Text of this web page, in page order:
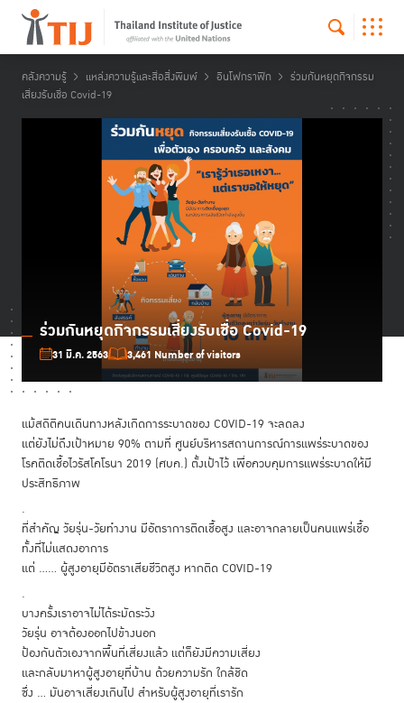
คลังความรู้ แหล่งความรู้และสื่อสิ่งพิมพ์ อินโฟกราฟิก
ร่วมกันหยุดกิจกรรม
เสี่ยงรับเชื่อ Covid-19
ร่วมกันหยุดกิจกรรมเสี่ยงรับเชื่อ Covid-19
31 มี.ค. 2563 3,461 Number of visitors
แม้สถิติคนเดินทางหลังเกิดการระบาดของ COVID-19 จะลดลง
แต่ยังไม่ถึงเป้าหมาย 90% ตามที่ ศูนย์บริหารสถานการณ์การแพร่ระบาดของ
โรคติดเชื้อไวรัสโคโรนา 2019 (ศบค.) ตั้งเป้าไว้ เพื่อควบคุมการแพร่ระบาดให้มี
ประสิทธิภาพ
.
ที่สำคัญ วัยรุ่น-วัยทำงาน มีอัตราการติดเชื้อสูง และอาจกลายเป็นคนแพร่เชื้อ
ทั้งที่ไม่แสดงอาการ
แต่ ...... ผู้สูงอายุมีอัตราเสียชีวิตสูง หากติด COVID-19
.
บางครั้งเราอาจไม่ได้ระมัดระวัง
วัยรุ่น อาจต้องออกไปข้างนอก
ป้องกันตัวเองจากพื้นที่เสี่ยงแล้ว แต่ก็ยังมีความเสี่ยง
และกลับมาหาผู้สูงอายุที่บ้าน ด้วยความรัก ใกล้ชิด
ซึ่ง ... มันอาจเสี่ยงเกินไป สำหรับผู้สูงอายุที่เรารัก